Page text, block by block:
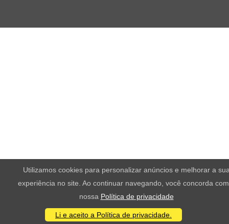
Utilizamos cookies para personalizar anúncios e melhorar a
experiência no site. Ao continuar navegando, você concorda
nossa Política de privacidade
Li e aceito a Política de privacidade.